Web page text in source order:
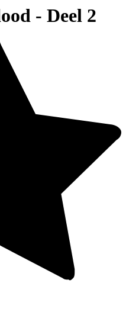
- Deel 2